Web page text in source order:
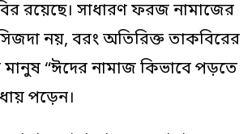
রয়েছে। সাধারণ ফরজ নামাজের
নয়, বরং অতিরিক্ত তাকবিরের
“ঈদের নামাজ কিভাবে পড়তে
পড়েন।